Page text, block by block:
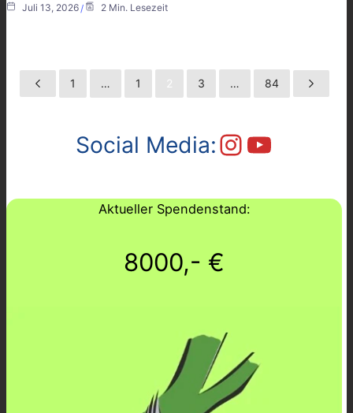
Juli 13, 2026
2 Min. Lesezeit
1 … 1 2 3 … 84
Social Media:Instagram YouTube
Aktueller Spendenstand:
8000,- €